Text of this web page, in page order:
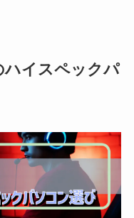
イスペックパ